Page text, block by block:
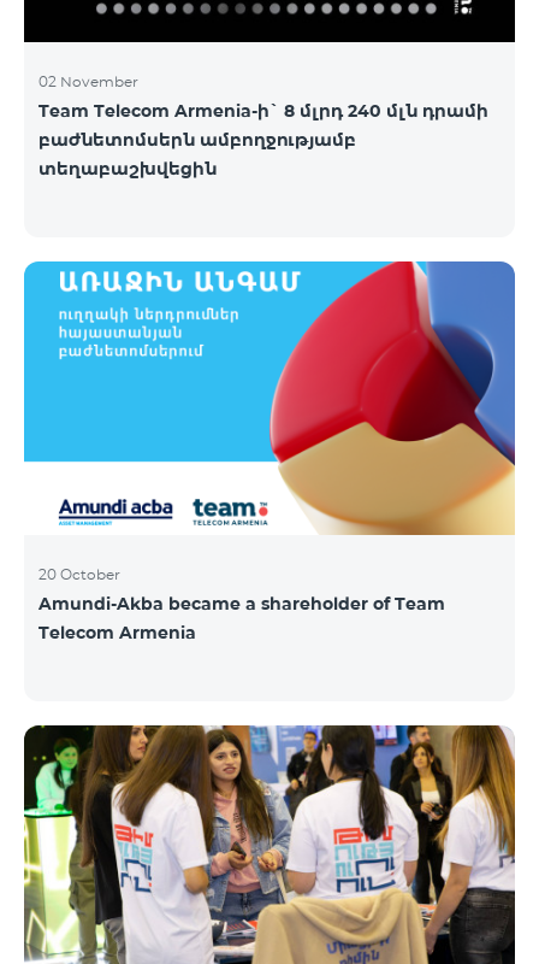
02 November
Team Telecom Armenia-ի` 8 մլրդ 240 մլն դրամի
բաժնետոմսերն ամբողջությամբ
տեղաբաշխվեցին
20 October
Amundi-Akba became a shareholder of Team
Telecom Armenia